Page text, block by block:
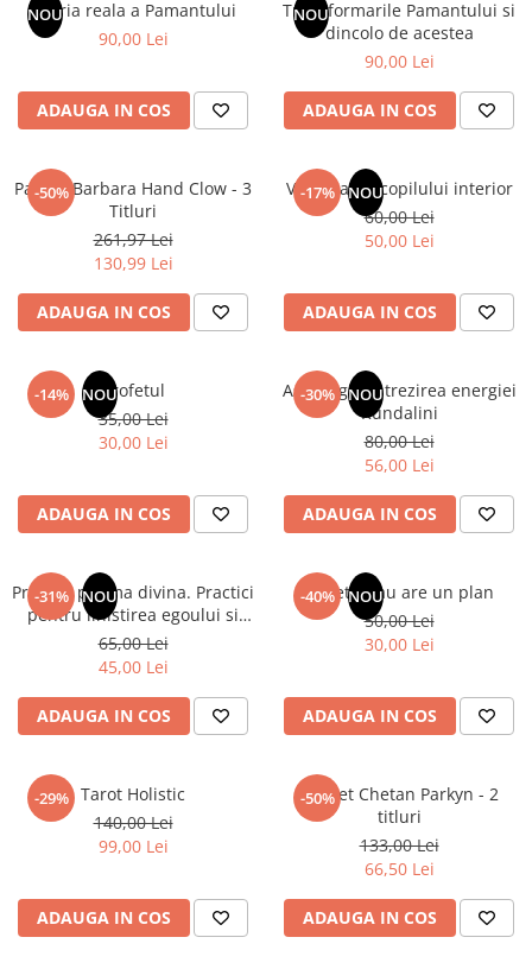
Audiobook
Religie
Crestinism
SelfConnect
SelfHealing
Vindecare Spirituala
Senzatii/Thriller
Teatru
Umor
Instrumente si Truse Geometrie
Calculator
Consumabile & Accesorii
COLOREAZA CU PRIETENII
De colorat
Sa coloram cu Nicol
Carti educative
Codul copiilor de succes
Copii 0-7 ani
Clubul Premiantilor
Super pitici 2-5 ani
Culegeri Auxiliare
Dictionare
Enciclopedii
Kids Book Club
Literatura Scolara
Lecturi Scolare
Lumea Copilariei
Ma pregatesc pentru scoala
Manuale - Carte Scolara
Clasa a II-a
Clasa a IV-a
Clasa a V-a
Clasa a VI-a
Clasa a VIII-a
Puzzle-uri
Puzzle
NOU
Istoria reala a Pamantului
90,00 Lei
ADAUGA IN COS
NOU
Transformarile Pamantului si
dincolo de acestea
90,00 Lei
ADAUGA IN COS
-50%
Pachet Barbara Hand Clow - 3
Titluri
261,97 Lei
130,99 Lei
ADAUGA IN COS
-17% NOU
Vindecarea copilului interior
60,00 Lei
50,00 Lei
ADAUGA IN COS
-14% NOUProfetul
35,00 Lei
30,00 Lei
ADAUGA IN COS
-30% NOU
Astrologia si trezirea energiei
Kundalini
80,00 Lei
56,00 Lei
ADAUGA IN COS
-31% NOU
Printr-o prisma divina. Practici
pentru linistirea egoului si
alinierea cu sufletul
65,00 Lei
45,00 Lei
ADAUGA IN COS
-40% NOU
Sufletul tau are un plan
50,00 Lei
30,00 Lei
ADAUGA IN COS
-29% Tarot Holistic
140,00 Lei
99,00 Lei
ADAUGA IN COS
-50%
Pachet Chetan Parkyn - 2
titluri
133,00 Lei
66,50 Lei
ADAUGA IN COS